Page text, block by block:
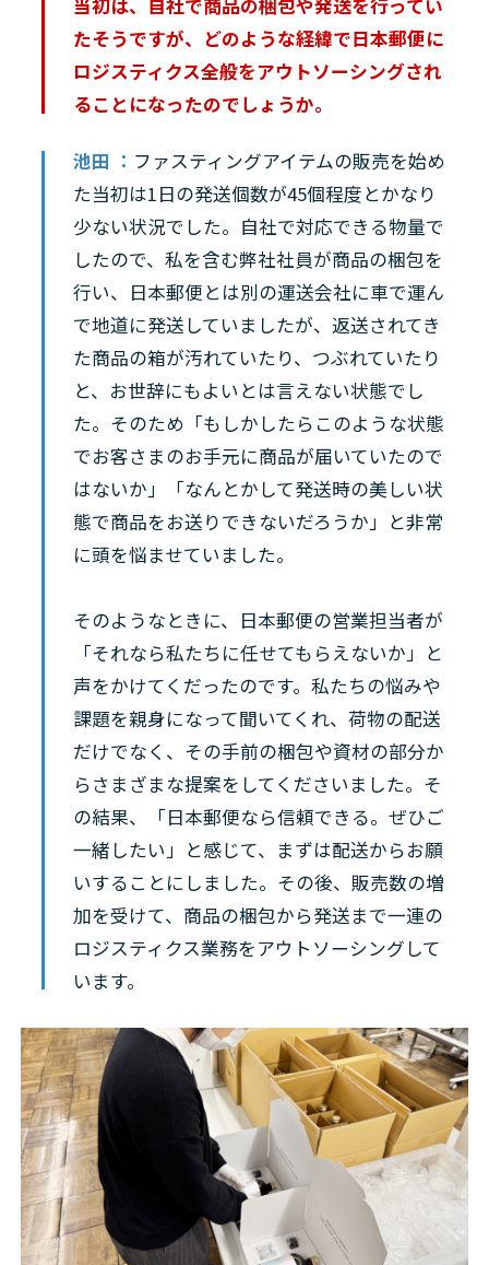
当初は、自社で商品の梱包や発送を行ってい
たそうですが、どのような経緯で日本郵便に
ロジスティクス全般をアウトソーシングされ
ることになったのでしょうか。
池田 ： ファスティングアイテムの販売を始め
た当初は1日の発送個数が45個程度とかなり
少ない状況でした。自社で対応できる物量で
したので、私を含む弊社社員が商品の梱包を
行い、日本郵便とは別の運送会社に車で運ん
で地道に発送していましたが、返送されてき
た商品の箱が汚れていたり、つぶれていたり
と、お世辞にもよいとは言えない状態でし
た。そのため「もしかしたらこのような状態
でお客さまのお手元に商品が届いていたので
はないか」「なんとかして発送時の美しい状
態で商品をお送りできないだろうか」と非常
に頭を悩ませていました。
そのようなときに、日本郵便の営業担当者が
「それなら私たちに任せてもらえないか」と
声をかけてくだったのです。私たちの悩みや
課題を親身になって聞いてくれ、荷物の配送
だけでなく、その手前の梱包や資材の部分か
らさまざまな提案をしてくださいました。そ
の結果、「日本郵便なら信頼できる。ぜひご
一緒したい」と感じて、まずは配送からお願
いすることにしました。その後、販売数の増
加を受けて、商品の梱包から発送まで一連の
ロジスティクス業務をアウトソーシングして
います。